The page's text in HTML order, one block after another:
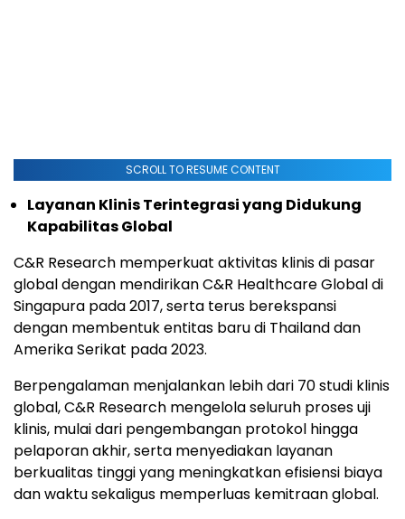
SCROLL TO RESUME CONTENT
Layanan Klinis Terintegrasi yang Didukung
Kapabilitas Global
C&R Research memperkuat aktivitas klinis di pasar
global dengan mendirikan C&R Healthcare Global di
Singapura pada 2017, serta terus berekspansi
dengan membentuk entitas baru di Thailand dan
Amerika Serikat pada 2023.
Berpengalaman menjalankan lebih dari 70 studi klinis
global, C&R Research mengelola seluruh proses uji
klinis, mulai dari pengembangan protokol hingga
pelaporan akhir, serta menyediakan layanan
berkualitas tinggi yang meningkatkan efisiensi biaya
dan waktu sekaligus memperluas kemitraan global.